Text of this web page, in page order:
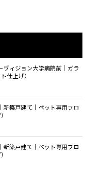
ィジョン大学病院前｜ガラ
仕上げ）
築戸建て｜ペット専用フロ
築戸建て｜ペット専用フロ